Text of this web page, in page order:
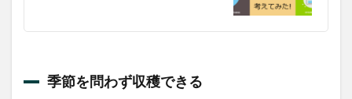
季節を問わず収穫できる